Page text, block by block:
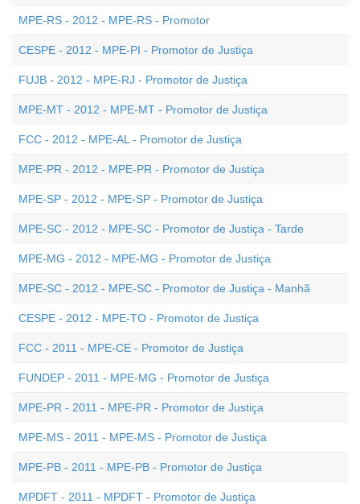
MPE-RS - 2012 - MPE-RS - Promotor
CESPE - 2012 - MPE-PI - Promotor de Justiça
FUJB - 2012 - MPE-RJ - Promotor de Justiça
MPE-MT - 2012 - MPE-MT - Promotor de Justiça
FCC - 2012 - MPE-AL - Promotor de Justiça
MPE-PR - 2012 - MPE-PR - Promotor de Justiça
MPE-SP - 2012 - MPE-SP - Promotor de Justiça
MPE-SC - 2012 - MPE-SC - Promotor de Justiça - Tarde
MPE-MG - 2012 - MPE-MG - Promotor de Justiça
MPE-SC - 2012 - MPE-SC - Promotor de Justiça - Manhã
CESPE - 2012 - MPE-TO - Promotor de Justiça
FCC - 2011 - MPE-CE - Promotor de Justiça
FUNDEP - 2011 - MPE-MG - Promotor de Justiça
MPE-PR - 2011 - MPE-PR - Promotor de Justiça
MPE-MS - 2011 - MPE-MS - Promotor de Justiça
MPE-PB - 2011 - MPE-PB - Promotor de Justiça
MPDFT - 2011 - MPDFT - Promotor de Justiça